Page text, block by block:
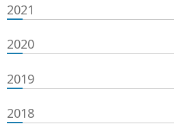
2021
2020
2019
2018